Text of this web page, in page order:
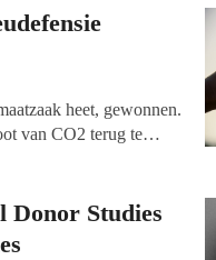
op bedrijfs- en
heet, gewonnen.
van CO2 terug te
Donor Studies